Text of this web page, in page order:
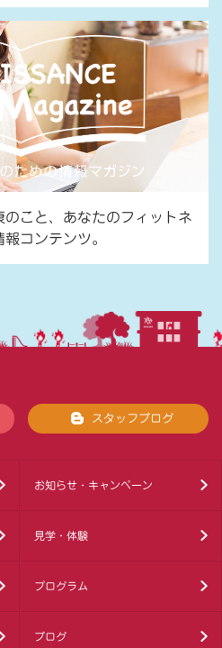
のこと、あなたのフィットネ
コンテンツ。
スタッフブログ
お知らせ・キャンペーン
見学・体験
プログラム
ブログ